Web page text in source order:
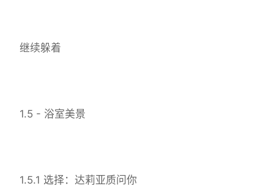
继续躲着
1.5 - 浴室美景
1.5.1 选择：达莉亚质问你